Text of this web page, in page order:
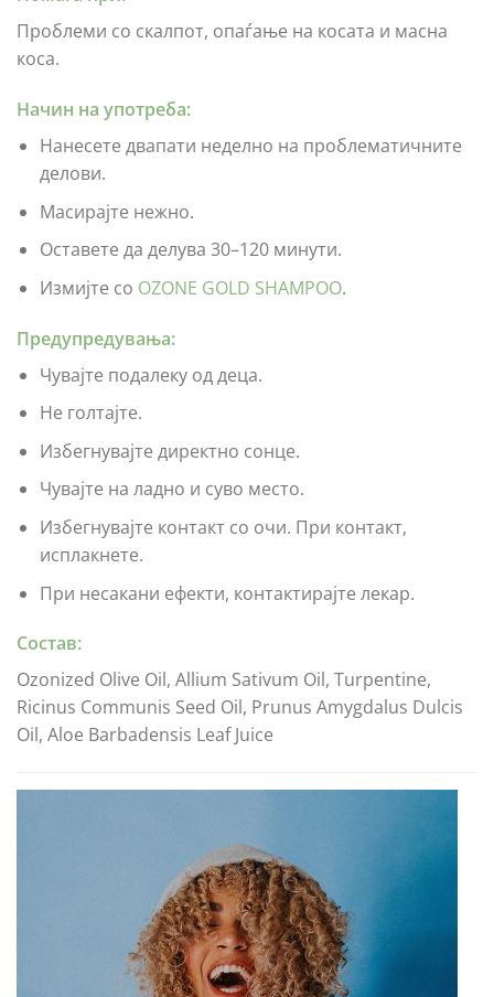
Проблеми со скалпот, опаѓање на косата и масна
коса.
Начин на употреба:
Нанесете двапати неделно на проблематичните
делови.
Масирајте нежно.
Оставете да делува 30–120 минути.
Измијте со OZONE GOLD SHAMPOO.
Предупредувања:
Чувајте подалеку од деца.
Не голтајте.
Избегнувајте директно сонце.
Чувајте на ладно и суво место.
Избегнувајте контакт со очи. При контакт,
исплакнете.
При несакани ефекти, контактирајте лекар.
Состав:
Ozonized Olive Oil, Allium Sativum Oil, Turpentine,
Ricinus Communis Seed Oil, Prunus Amygdalus Dulcis
Oil, Aloe Barbadensis Leaf Juice